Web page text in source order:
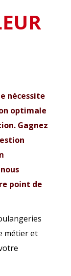
nécessite
optimale
Gagnez
point de
métier et